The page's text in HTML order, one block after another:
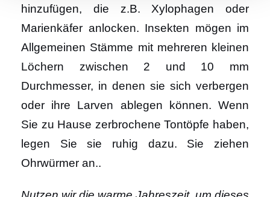
hinzufügen, die z.B. Xylophagen oder
Marienkäfer anlocken. Insekten mögen im
Allgemeinen Stämme mit mehreren kleinen
Löchern zwischen 2 und 10 mm
Durchmesser, in denen sie sich verbergen
oder ihre Larven ablegen können. Wenn
Sie zu Hause zerbrochene Tontöpfe haben,
legen Sie sie ruhig dazu. Sie ziehen
Ohrwürmer an..